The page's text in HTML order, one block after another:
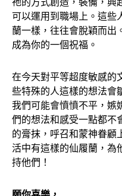
可以運用到職場上。這些
蘭一樣，往往會脫穎而出
成為你的一個祝福。
在今天對平等超度敏感的
些特殊的人這樣的想法會
我們可能會憤憤不平，嫉
們的想法和感受一點都不
的膏抹，呼召和蒙神眷顧
活中有這樣的仙履蘭，為
持他們！